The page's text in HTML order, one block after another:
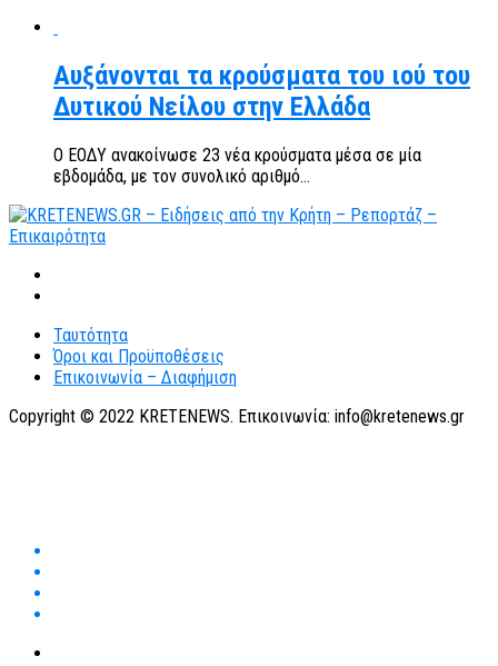
Αυξάνονται τα κρούσματα του ιού του
Δυτικού Νείλου στην Ελλάδα
Ο ΕΟΔΥ ανακοίνωσε 23 νέα κρούσματα μέσα σε μία
εβδομάδα, με τον συνολικό αριθμό...
Ταυτότητα
Όροι και Προϋποθέσεις
Επικοινωνία – Διαφήμιση
Copyright © 2022 KRETENEWS. Επικοινωνία: info@kretenews.gr